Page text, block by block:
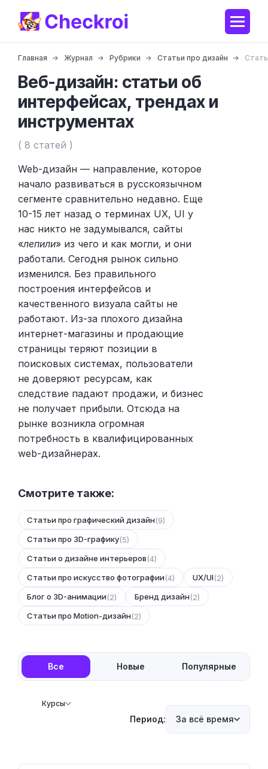
Главная Журнал Рубрики Статьи про дизайн
Веб-дизайн: статьи об
интерфейсах, трендах и
инструментах
( 8 статей )
Web-дизайн — направление, которое
начало развиваться в русскоязычном
сегменте сравнительно недавно. Еще
10-15 лет назад о терминах UX, UI у
нас никто не задумывался, сайты
«лепили» из чего и как могли, и они
работали. Сегодня рынок сильно
изменился. Без правильного
построения интерфейсов и
качественного визуала сайты не
работают. Из-за плохого дизайна
интернет-магазины и продающие
страницы теряют позиции в
поисковых системах, пользователи
не доверяют ресурсам, как
следствие падают продажи, и бизнес
не получает прибыли. Отсюда на
рынке возникла огромная
потребность в квалифицированных
web-дизайнерах.
Смотрите также:
Статьи про графический дизайн(9)
Статьи про 3D-графику(5)
Статьи о дизайне интерьеров(4)
Статьи про искусство фотографии(4) UX/UI(2)
Блог о 3D-анимации(2) Бренд дизайн(2)
Статьи про Motion-дизайн(2)
Все Новые Популярные
Курсы
Период: За всё время